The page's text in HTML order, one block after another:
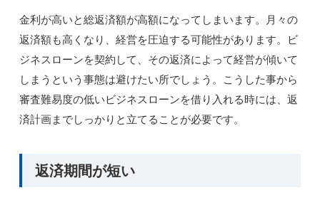
金利が高いと総返済額が高額になってしまいます。月々の
返済額も高くなり、経営を圧迫する可能性があります。ビ
ジネスローンを契約して、その返済によって経営が傾いて
しまうという事態は避けたい所でしょう。こうした事から
審査難易度の低いビジネスローンを借り入れる時には、返
済計画までしっかりと立てることが必要です。
返済期間が短い